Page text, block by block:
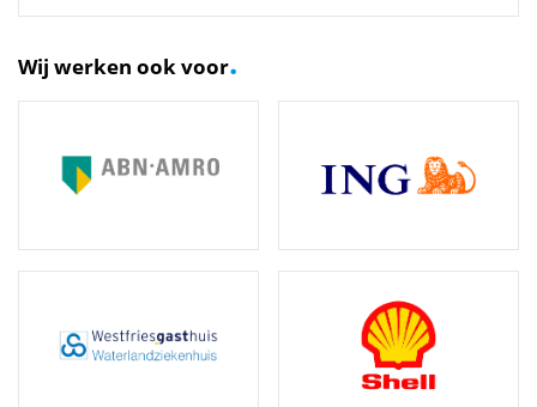
Wij werken ook voor.